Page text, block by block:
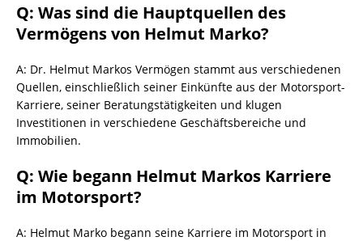
Q: Was sind die Hauptquellen des
Vermögens von Helmut Marko?
A: Dr. Helmut Markos Vermögen stammt aus verschiedenen
Quellen, einschließlich seiner Einkünfte aus der Motorsport-
Karriere, seiner Beratungstätigkeiten und klugen
Investitionen in verschiedene Geschäftsbereiche und
Immobilien.
Q: Wie begann Helmut Markos Karriere
im Motorsport?
A: Helmut Marko begann seine Karriere im Motorsport in